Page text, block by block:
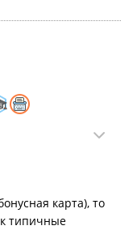
карта), то
типичные